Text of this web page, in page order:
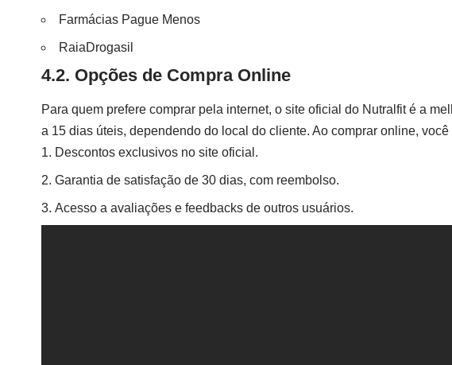
Farmácias Pague Menos
RaiaDrogasil
4.2. Opções de Compra Online
Para quem prefere comprar pela internet, o site oficial do Nutralfit é a
a 15 dias úteis, dependendo do local do cliente. Ao comprar online,
Descontos exclusivos no site oficial.
Garantia de satisfação de 30 dias, com reembolso.
Acesso a avaliações e feedbacks de outros usuários.